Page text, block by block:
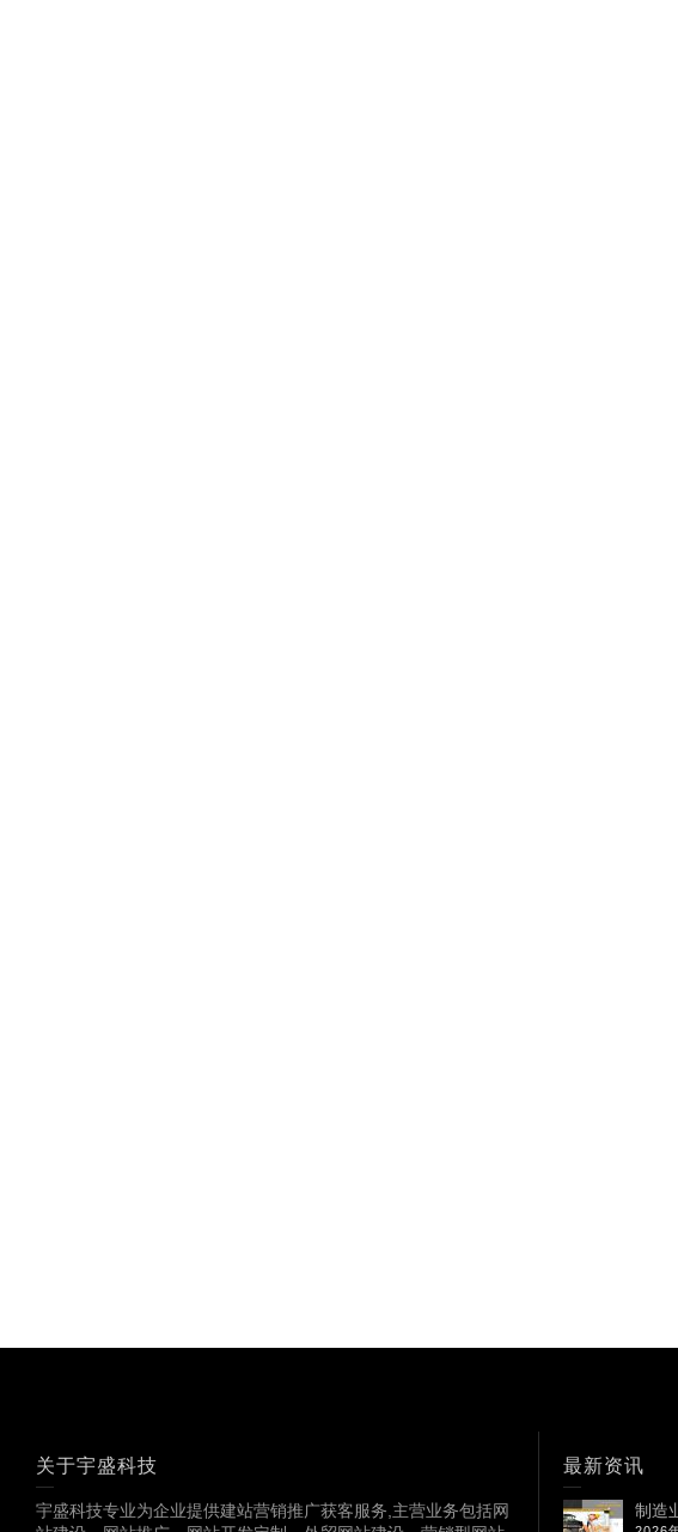
关于宇盛科技
宇盛科技专业为企业提供建站营销推广获客服务,主营业务包括网
最新资讯
制造